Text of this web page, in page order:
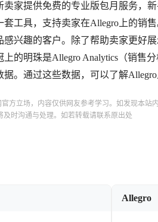
卖家提供免费的专业版包月服务，
工具，支持卖家在Allegro上的销
兴趣的客户。除了帮助卖家更好
的明珠是Allegro Analytics（销售
。通过这些数据，可以了解
方立场，内容仅供网友参考学习。如发现本
及时沟通与处理。如若转载请联系原出处
Allegro